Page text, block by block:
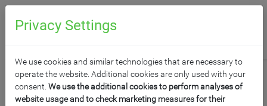
Privacy Settings
We use cookies and similar technologies that are necessary to
operate the website. Additional cookies are only used with your
consent. We use the additional cookies to perform analyses of
website usage and to check marketing measures for their